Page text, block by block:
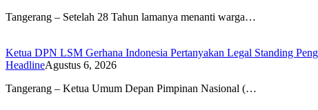
Tangerang – Setelah 28 Tahun lamanya menanti warga…
Ketua DPN LSM Gerhana Indonesia Pertanyakan Legal Standing
HeadlineAgustus 6, 2026
Tangerang – Ketua Umum Depan Pimpinan Nasional (…